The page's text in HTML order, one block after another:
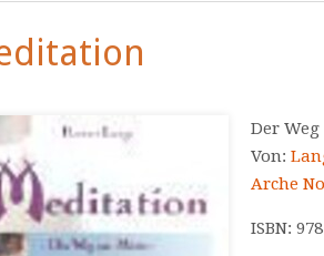
Der
Von:
Arche
ISBN: